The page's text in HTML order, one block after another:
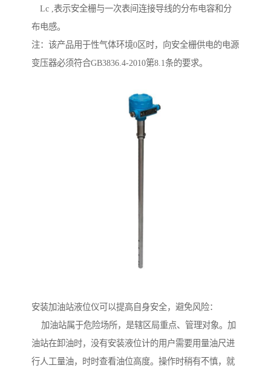
Lc ,表示安全栅与一次表间连接导线的分布电容和分
布电感。
注：该产品用于性气体环境0区时，向安全栅供电的电源
变压器必须符合GB3836.4-2010第8.1条的要求。
安装加油站液位仪可以提高自身安全，避免风险：
加油站属于危险场所，是辖区局重点、管理对象。加
油站在卸油时，没有安装液位计的用户需要用量油尺进
行人工量油，时时查看油位高度。操作时稍有不慎，就